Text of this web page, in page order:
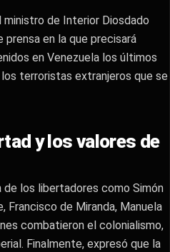
ministro de Interior Diosdado
prensa en la que precisará
en Venezuela los últimos
terroristas extranjeros que se
y los valores de
de los libertadores como Simón
Francisco de Miranda, Manuela
combatieron el colonialismo,
Finalmente, expresó que la